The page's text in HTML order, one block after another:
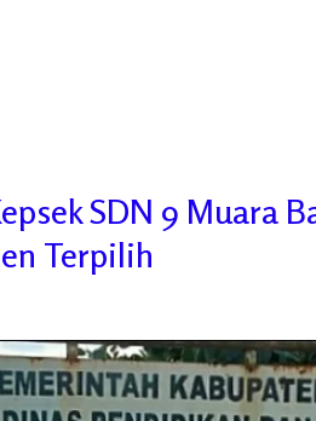
SDN 9 Muara
Terpilih